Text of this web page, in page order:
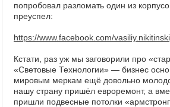
попробовал разломать один из
преуспел:
https://www.facebook.com/
Кстати, раз уж мы заговорили про
«Световые Технологии» — бизнес
мировым меркам ещё довольно
нашу страну пришёл евроремонт, а
пришли подвесные потолки